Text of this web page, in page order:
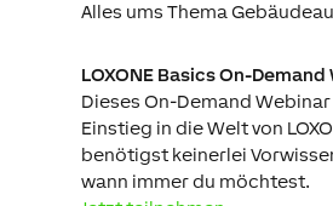
Alles ums Thema
LOXONE Basics On-
Dieses On-Demand
Einstieg in die Welt von
benötigst keinerlei
wann immer du möchtest.